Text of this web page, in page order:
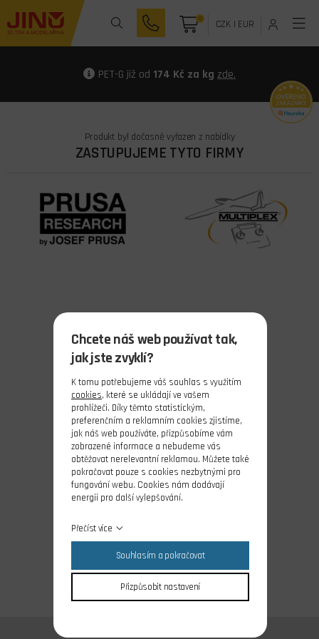
0 CZK| EUR
PET-G již od 174 Kč za kg zde.
Produkt byl dočasně vyřazen z nabídky
ZASTUPUJEME TYTO FIRMY
Chcete náš web používat tak,
jak jste zvyklí?
K tomu potřebujeme váš souhlas s využitím
cookies, které se ukládají ve vašem
prohlížeči. Díky těmto statistickým,
preferenčním a reklamním cookies zjistíme,
jak náš web používáte, přizpůsobíme vám
zobrazené informace a nebudeme vás
obtěžovat nerelevantní reklamou. Můžete také
pokračovat pouze s cookies nezbytnými pro
fungování webu. Cookies nám dodávají
energii pro další vylepšování.
Přečíst více
Souhlasím a pokračovat
Přizpůsobit nastavení